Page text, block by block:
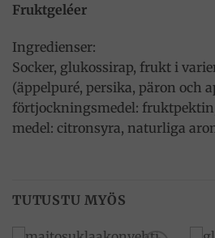
Fruktgeléer
Ingredienser:
Socker, glukossirap, frukt i
(äppelpuré, persika, päron och
förtjockningsmedel:
medel: citronsyra, naturliga
TUTUSTU MYÖS